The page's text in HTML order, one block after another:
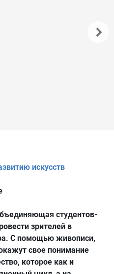
искусств
студентов-
зрителей в
С помощью живописи,
свое понимание
которое как и